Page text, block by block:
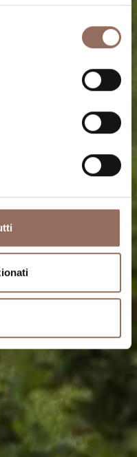
Roero
in
Langhe
all'aria aperta !